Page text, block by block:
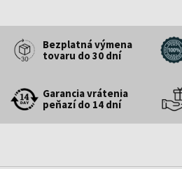
Bezplatná výmena
tovaru do 30 dní
Garancia vrátenia
peňazí do 14 dní